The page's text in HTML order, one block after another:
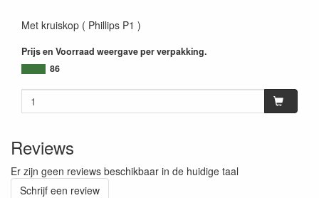
Met kruiskop ( Phillips P1 )
Prijs en Voorraad weergave per verpakking.
86
Reviews
Er zijn geen reviews beschikbaar in de huidige taal
Schrijf een review